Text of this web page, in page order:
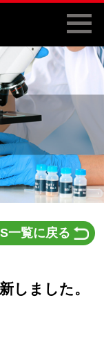
一覧に戻る
しました。